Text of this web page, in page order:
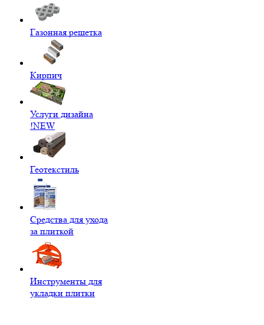
Газонная решетка
Кирпич
Услуги дизайна
!NEW
Геотекстиль
Средства для ухода
за плиткой
Инструменты для
укладки плитки